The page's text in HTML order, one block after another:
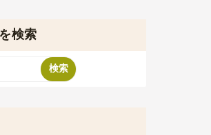
検索